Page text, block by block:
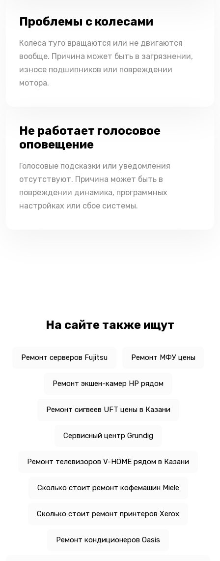
Проблемы с колесами
Колеса туго вращаются или не двигаются
вообще. Причина может быть в загрязнении,
износе подшипников или повреждении
мотора.
Не работает голосовое
оповещение
Голосовые подсказки или уведомления
отсутствуют. Причина может быть в
повреждении динамика, программных
настройках или сбое системы.
На сайте также ищут
Ремонт серверов Fujitsu Ремонт МФУ цены
Ремонт экшен-камер HP рядом
Ремонт сигвеев UFT цены в Казани
Сервисный центр Grundig
Ремонт телевизоров V-HOME рядом в Казани
Сколько стоит ремонт кофемашин Miele
Сколько стоит ремонт принтеров Xerox
Ремонт кондиционеров Oasis